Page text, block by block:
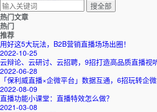
热门文章
热门
推荐
用好这5大玩法，B2B营销直播场场出圈！
2022-10-25
云辩论、云研讨、云招聘，9招打造高品质直播视
2022-06-28
「保利威直播×企微平台」数据互通，6招玩转企微
2022-08-09
直播功能小课堂：直播特效怎么做？
2021-03-08